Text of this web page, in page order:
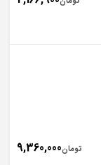
تومان9,360,000